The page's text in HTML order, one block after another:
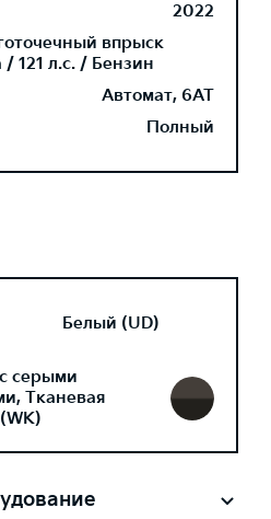
2022
впрыск
/ 121 л.с. / Бензин
Автомат, 6AT
Полный
Белый (UD)
серыми
Тканевая